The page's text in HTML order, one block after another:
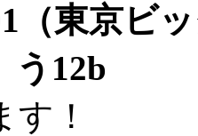
（東京ビ
う12b
！